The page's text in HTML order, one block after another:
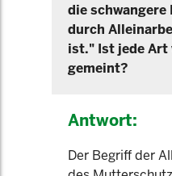
die schwangere
durch
ist." Ist jede
gemeint?
Antwort:
Der Begriff der